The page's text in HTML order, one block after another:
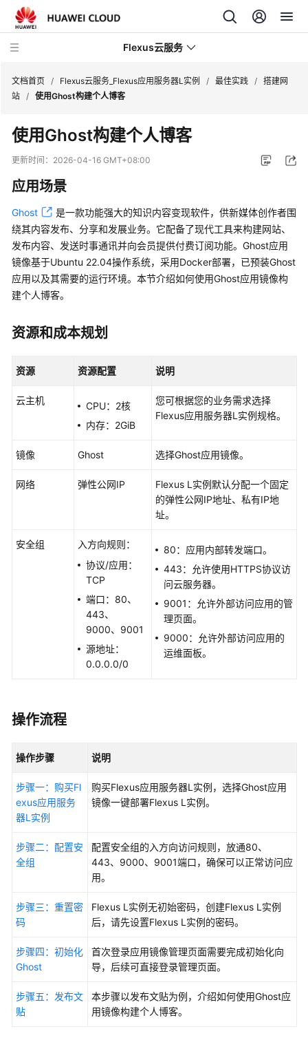
Flexus云服务
最
动
产
品
介
绍
速
户
佳
Flexus
部
署
Agent
部
署
OpenClaw
搭
用
宝
面
文档首页 / Flexus云服务_Flexus应用服务器L实例 / 最佳实践 / 搭建网
站 / 使用Ghost构建个人博客
使用Ghost构建个人博客
更新时间： 2026-04-16 GMT+08:00
应用场景
Ghost
是一款功能强大的知识内容变现软件，供新媒体创作者围
绕其内容发布、分享和发展业务。它配备了现代工具来构建网站、
发布内容、发送时事通讯并向会员提供付费订阅功能。Ghost应用
镜像基于Ubuntu 22.04操作系统，采用Docker部署，已预装Ghost
应用以及其需要的运行环境。本节介绍如何使用Ghost应用镜像构
建个人博客。
资源和成本规划
资源 资源配置 说明
云主机
CPU：2核
内存：2GiB
您可根据您的业务需求选择
Flexus应用服务器L实例规格。
镜像 Ghost 选择Ghost应用镜像。
网络 弹性公网IP
Flexus L实例默认分配一个固定
的弹性公网IP地址、私有IP地
址。
安全组
入方向规则：
协议/应用：
TCP
端口：80、
443、
9000、9001
源地址：
0.0.0.0/0
80：应用内部转发端口。
443：允许使用HTTPS协议访
问云服务器。
9001：允许外部访问应用的管
理页面。
9000：允许外部访问应用的
运维面板。
操作流程
操作步骤 说明
步骤一：购买Fl
exus应用服务
器L实例
购买Flexus应用服务器L实例，选择Ghost应用
镜像一键部署Flexus L实例。
步骤二：配置安
全组
配置安全组的入方向访问规则，放通80、
443、9000、9001端口，确保可以正常访问应
用。
步骤三：重置密
码
Flexus L实例无初始密码，创建Flexus L实例
后，请先设置Flexus L实例的密码。
步骤四：初始化
Ghost
首次登录应用镜像管理页面需要完成初始化向
导，后续可直接登录管理页面。
步骤五：发布文
贴
本步骤以发布文贴为例，介绍如何使用Ghost应
用镜像构建个人博客。